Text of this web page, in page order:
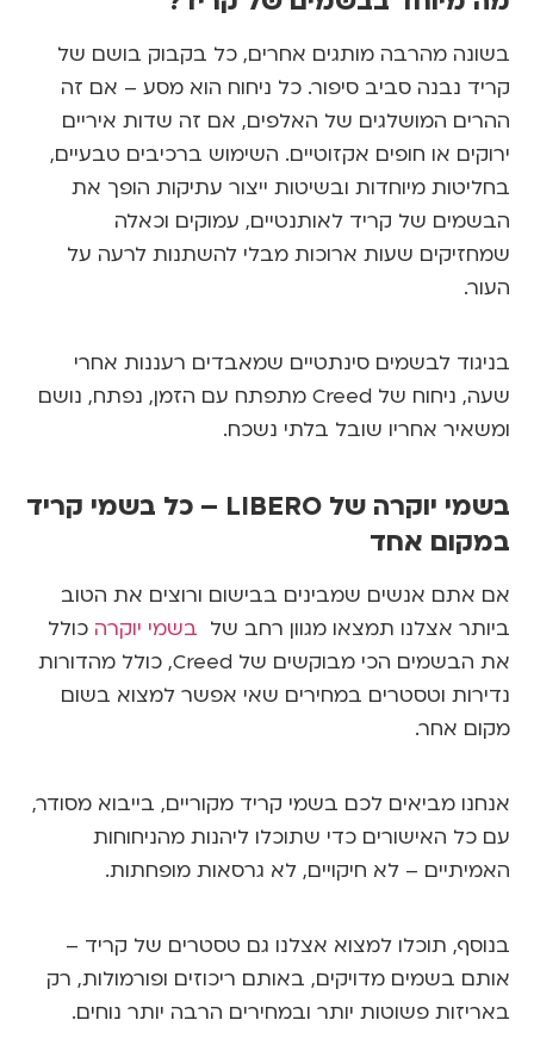
מהרבה מותגים אחרים, כל בקבוק בושם של
נבנה סביב סיפור. כל ניחוח הוא מסע – אם זה
המושלגים של האלפים, אם זה שדות איריים
או חופים אקזוטיים. השימוש ברכיבים טבעיים,
מיוחדות ובשיטות ייצור עתיקות הופך את
של קריד לאותנטיים, עמוקים וכאלה
שעות ארוכות מבלי להשתנות לרעה על
לבשמים סינתטיים שמאבדים רעננות אחרי
ניחוח שלCreedמתפתח עם הזמן, נפתח, נושם
אחריו שובל בלתי נשכח.
בשמי יוקרה של LIBERO – כל בשמי קריד
אחד
אתם אנשים שמבינים בבישום ורוצים את הטוב
אצלנו תמצאו מגוון רחב של בשמי יוקרה כולל
הבשמים הכי מבוקשים שלCreed, כולל מהדורות
וטסטרים במחירים שאי אפשר למצוא בשום
אחר.
מביאים לכם בשמי קריד מקוריים, בייבוא מסודר,
האישורים כדי שתוכלו ליהנות מהניחוחות
– לא חיקויים, לא גרסאות מופחתות.
תוכלו למצוא אצלנו גם טסטרים של קריד –
בשמים מדויקים, באותם ריכוזים ופורמולות, רק
פשוטות יותר ובמחירים הרבה יותר נוחים.